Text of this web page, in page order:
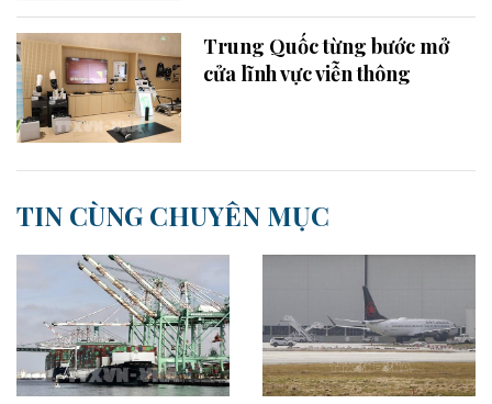
Trung Quốc từng bước mở
cửa lĩnh vực viễn thông
TIN CÙNG CHUYÊN MỤC